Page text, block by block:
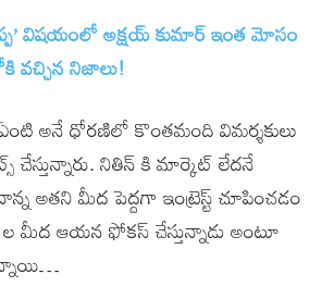
విషయంలో అక్షయ్ కుమార్ ఇంత మోసం
వచ్చిన నిజాలు!
అనే ధోరణిలో కొంతమంది విమర్శకులు
నితిన్ కి మార్కెట్ లేదనే
అతని మీద పెద్దగా ఇంట్రెస్ట్ చూపించడం
మీద ఆయన ఫోకస్ చేస్తున్నాడు అంటూ